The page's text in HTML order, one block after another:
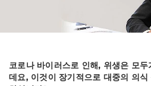
코로나 바이러스로 인해, 위생은 모
데요, 이것이 장기적으로 대중의 의